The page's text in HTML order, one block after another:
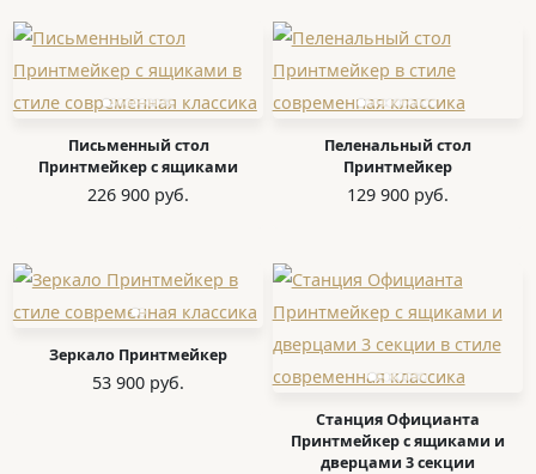
Письменный стол
Принтмейкер с ящиками
226 900 руб.
Пеленальный стол
Принтмейкер
129 900 руб.
Зеркало Принтмейкер
53 900 руб.
Станция Официанта
Принтмейкер с ящиками и
дверцами 3 секции